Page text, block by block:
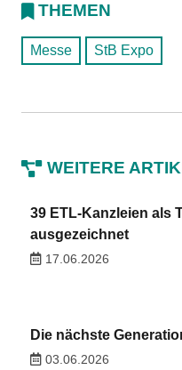
THEMEN
Messe StB Expo
WEITERE
39 ETL-Kanzleien als
ausgezeichnet
17.06.2026
Die nächste
03.06.2026